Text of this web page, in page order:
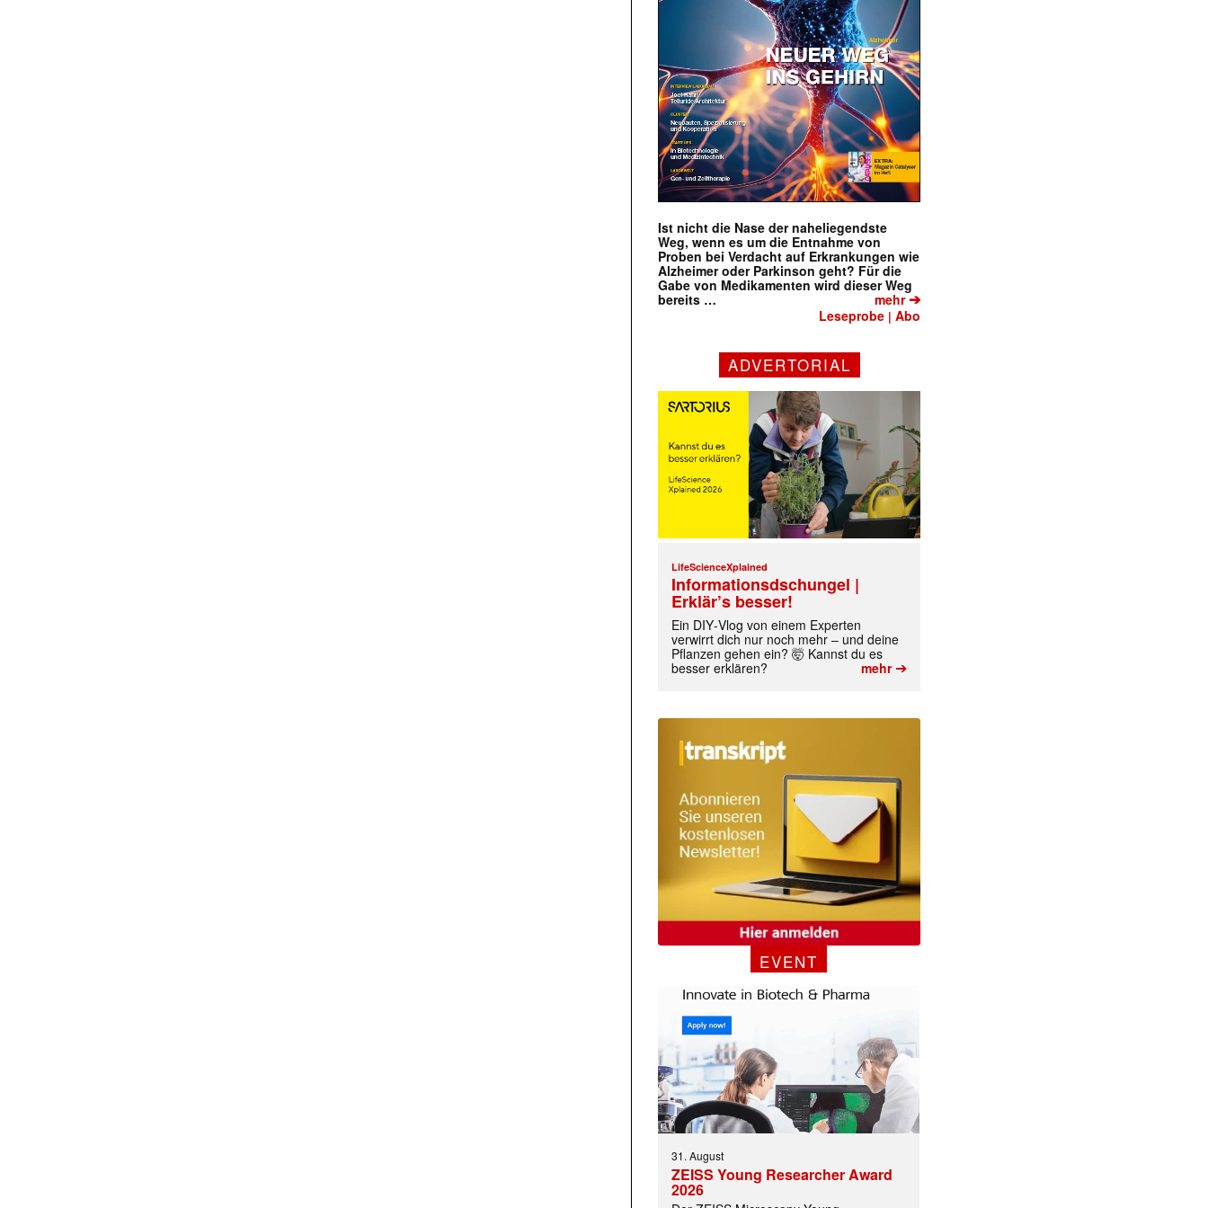
Ist nicht die Nase der naheliegendste
Weg, wenn es um die Entnahme von
Proben bei Verdacht auf Erkrankungen wie
Alzheimer oder Parkinson geht? Für die
Gabe von Medikamenten wird dieser Weg
bereits …
mehr➔
Leseprobe |Abo
ADVERTORIAL
LifeScienceXplained
Informationsdschungel |
Erklär’s besser!
Ein DIY‑Vlog von einem Experten
verwirrt dich nur noch mehr – und deine
Pflanzen gehen ein? 🤯 Kannst du es
besser erklären?
mehr➔
EVENT
31. August
ZEISS Young Researcher Award
2026